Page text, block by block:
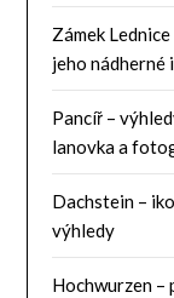
Zámek
jeho
Pancíř –
lanovka a
Dachstein –
výhledy
Hochwurzen –